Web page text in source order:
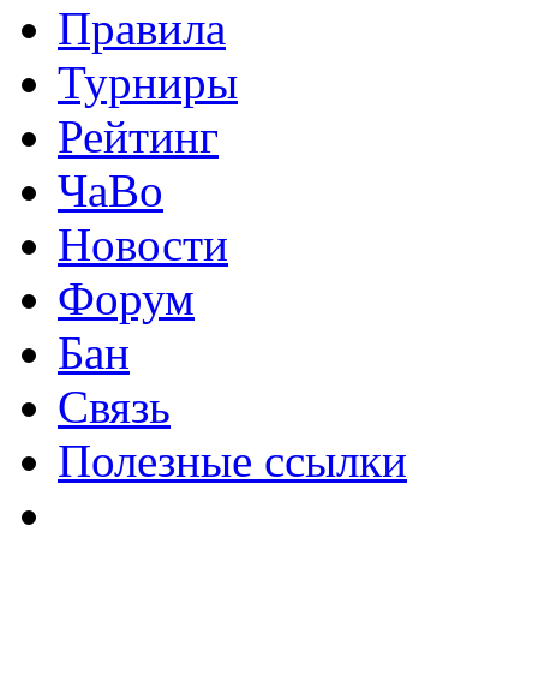
Правила
Турниры
Рейтинг
ЧаВо
Новости
Форум
Бан
Связь
Полезные ссылки